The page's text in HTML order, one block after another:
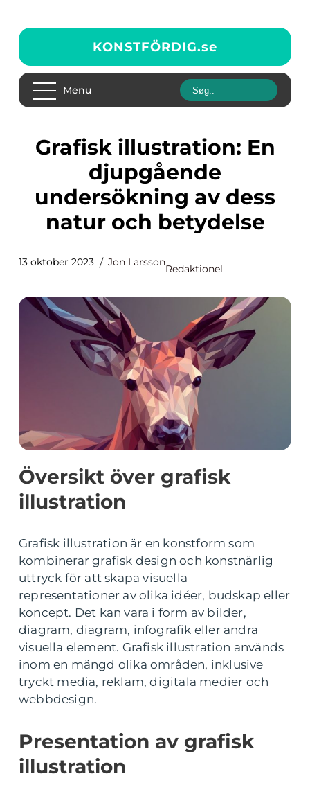
KONSTFÖRDIG.se
Menu
Grafisk illustration: En
djupgående
undersökning av dess
natur och betydelse
13 oktober 2023 Jon Larsson
Redaktionel
Översikt över grafisk
illustration
Grafisk illustration är en konstform som
kombinerar grafisk design och konstnärlig
uttryck för att skapa visuella
representationer av olika idéer, budskap eller
koncept. Det kan vara i form av bilder,
diagram, diagram, infografik eller andra
visuella element. Grafisk illustration används
inom en mängd olika områden, inklusive
tryckt media, reklam, digitala medier och
webbdesign.
Presentation av grafisk
illustration